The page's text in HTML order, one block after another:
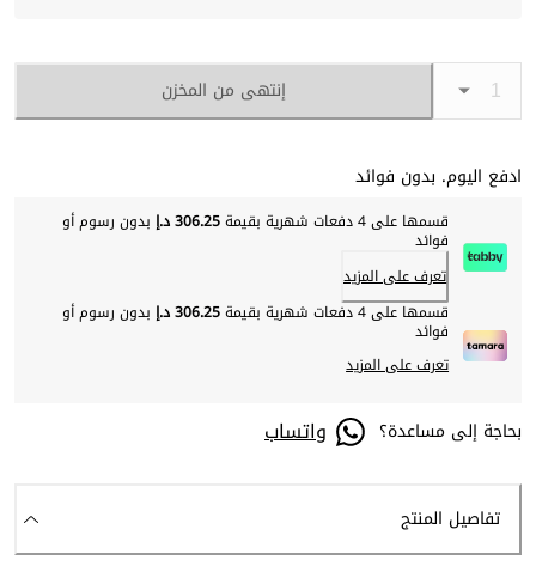
إنتهى من المخزن
ادفع اليوم. بدون فوائد
قسمها على 4 دفعات شهرية بقيمة 306.25 د.إ بدون رسوم أو
فوائد
تعرف على المزيد
قسمها على 4 دفعات شهرية بقيمة
306.25 د.إ بدون رسوم أو
فوائد
تعرف على المزيد
بحاجة إلى مساعدة؟ واتساب
تفاصيل المنتج